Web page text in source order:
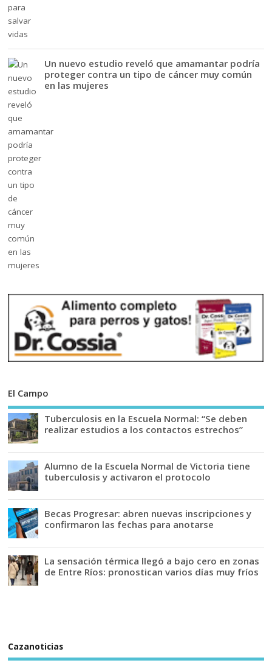
Un nuevo estudio reveló que amamantar podría
proteger contra un tipo de cáncer muy común
en las mujeres
El Campo
Tuberculosis en la Escuela Normal: “Se deben
realizar estudios a los contactos estrechos”
Alumno de la Escuela Normal de Victoria tiene
tuberculosis y activaron el protocolo
Becas Progresar: abren nuevas inscripciones y
confirmaron las fechas para anotarse
La sensación térmica llegó a bajo cero en zonas
de Entre Ríos: pronostican varios días muy fríos
Cazanoticias